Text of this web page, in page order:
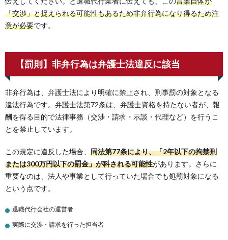
「交渉」と捉えられる可能性もあるため非弁行為になり得るため注
意が必要です。
【罰則】非弁行為は弁護士法違反に該当
非弁行為は、弁護士法により明確に禁止され、刑事罰の対象となる
違法行為です。弁護士法第72条は、弁護士資格を持たない者が、報
酬を得る目的で法律事務（交渉・請求・示談・代理など）を行うこ
とを禁止しています。
この規定に違反した場合、 同法第77条により、「2年以下の拘禁刑
または300万円以下の罰金」が科される可能性があります。さらに
重要なのは、法人や事業として行っていた場合でも処罰対象になる
という点です。
退職代行会社の運営者
実際に交渉・請求を行った担当者